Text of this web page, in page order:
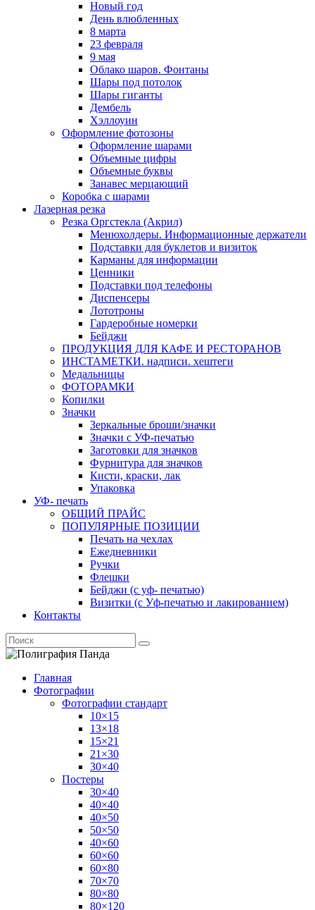
Новый год
День влюбленных
8 марта
23 февраля
9 мая
Облако шаров. Фонтаны
Шары под потолок
Шары гиганты
Дембель
Хэллоуин
Оформление фотозоны
Оформление шарами
Объемные цифры
Объемные буквы
Занавес мерцающий
Коробка с шарами
Лазерная резка
Резка Оргстекла (Акрил)
Менюхолдеры. Информационные держатели
Подставки для буклетов и визиток
Карманы для информации
Ценники
Подставки под телефоны
Диспенсеры
Лототроны
Гардеробные номерки
Бейджи
ПРОДУКЦИЯ ДЛЯ КАФЕ И РЕСТОРАНОВ
ИНСТАМЕТКИ. надписи. хештеги
Медальницы
ФОТОРАМКИ
Копилки
Значки
Зеркальные броши/значки
Значки с УФ-печатью
Заготовки для значков
Фурнитура для значков
Кисти, краски, лак
Упаковка
УФ- печать
ОБЩИЙ ПРАЙС
ПОПУЛЯРНЫЕ ПОЗИЦИИ
Печать на чехлах
Ежедневники
Ручки
Флешки
Бейджи (с уф- печатью)
Визитки (с Уф-печатью и лакированием)
Контакты
Главная
Фотографии
Фотографии стандарт
10×15
13×18
15×21
21×30
30×40
Постеры
30×40
40×40
40×50
50×50
40×60
60×60
60×80
70×70
80×80
80×120